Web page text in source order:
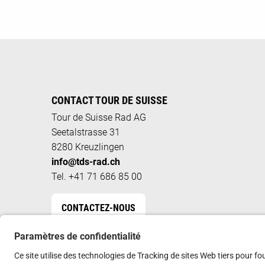
CONTACT TOUR DE SUISSE
Tour de Suisse Rad AG
Seetalstrasse 31
8280 Kreuzlingen
info@tds-rad.ch
Tel. +41 71 686 85 00
CONTACTEZ-NOUS